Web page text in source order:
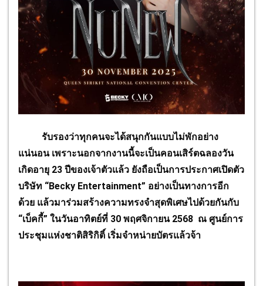
รับรองว่าทุกคนจะได้สนุกกันแบบไม่พักอย่าง
แน่นอน เพราะนอกจากงานนี้จะเป็นคอนเสิร์ตฉลองวัน
เกิดอายุ 23 ปีของเจ้าตัวแล้ว ยังถือเป็นการประกาศเปิดตัว
บริษัท “Becky Entertainment” อย่างเป็นทางการอีก
ด้วย แล้วมาร่วมสร้างความทรงจำสุดพิเศษไปด้วยกันกับ
“เบ็คกี้” ในวันอาทิตย์ที่ 30 พฤศจิกายน 2568 ณ ศูนย์การ
ประชุมแห่งชาติสิริกิติ์ เริ่มจำหน่ายบัตรแล้วจ้า